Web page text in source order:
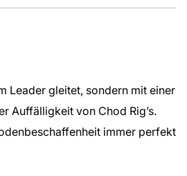
Leader gleitet, sondern mit einer
Auffälligkeit von Chod Rig’s.
immer perfekt